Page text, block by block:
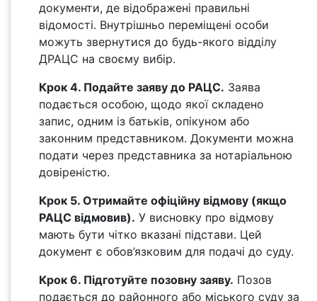
документи, де відображені правильні
відомості. Внутрішньо переміщені особи
можуть звернутися до будь-якого відділу
ДРАЦС на своєму вибір.
Крок 4. Подайте заяву до РАЦС. Заява
подається особою, щодо якої складено
запис, одним із батьків, опікуном або
законним представником. Документи можна
подати через представника за нотаріальною
довіреністю.
Крок 5. Отримайте офіційну відмову (якщо
РАЦС відмовив). У висновку про відмову
мають бути чітко вказані підстави. Цей
документ є обов’язковим для подачі до суду.
Крок 6. Підготуйте позовну заяву. Позов
подається до районного або міського суду за